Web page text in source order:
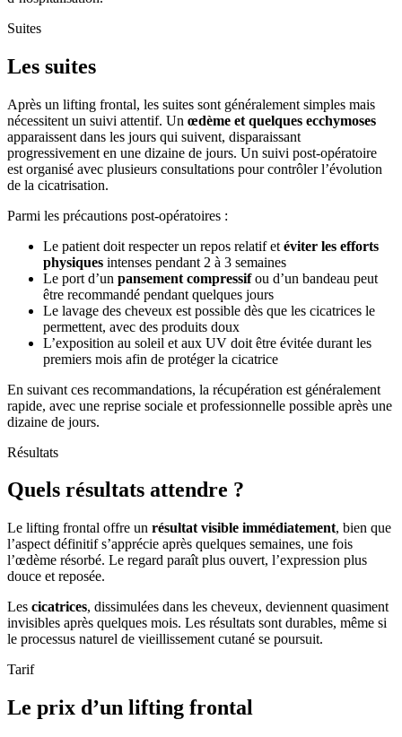
Suites
Les suites
Après un lifting frontal, les suites sont généralement simples mais
nécessitent un suivi attentif. Un œdème et quelques ecchymoses
apparaissent dans les jours qui suivent, disparaissant
progressivement en une dizaine de jours. Un suivi post-opératoire
est organisé avec plusieurs consultations pour contrôler l’évolution
de la cicatrisation.
Parmi les précautions post-opératoires :
Le patient doit respecter un repos relatif et éviter les efforts
physiques intenses pendant 2 à 3 semaines
Le port d’un pansement compressifou d’un bandeau peut
être recommandé pendant quelques jours
Le lavage des cheveux est possible dès que les cicatrices le
permettent, avec des produits doux
L’exposition au soleil et aux UV doit être évitée durant les
premiers mois afin de protéger la cicatrice
En suivant ces recommandations, la récupération est généralement
rapide, avec une reprise sociale et professionnelle possible après une
dizaine de jours.
Résultats
Quels résultats attendre ?
Le lifting frontal offre un résultat visible immédiatement, bien que
l’aspect définitif s’apprécie après quelques semaines, une fois
l’œdème résorbé. Le regard paraît plus ouvert, l’expression plus
douce et reposée.
Les cicatrices, dissimulées dans les cheveux, deviennent quasiment
invisibles après quelques mois. Les résultats sont durables, même si
le processus naturel de vieillissement cutané se poursuit.
Tarif
Le prix d’un lifting frontal